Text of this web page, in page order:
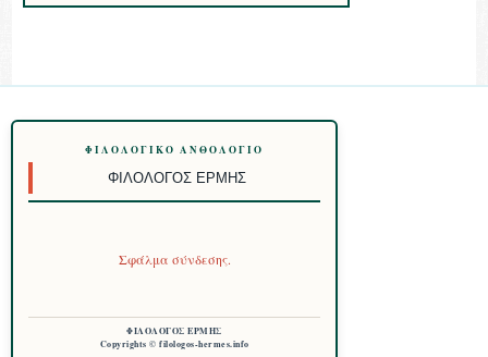
ΦΙΛΟΛΟΓΙΚΌ ΑΝΘΟΛΌΓΙΟ
ΦΙΛΌΛΟΓΟΣ ΕΡΜΉΣ
Σφάλμα σύνδεσης.
ΦΙΛΟΛΟΓΟΣ ΕΡΜΗΣ
Copyrights © filologos-hermes.info